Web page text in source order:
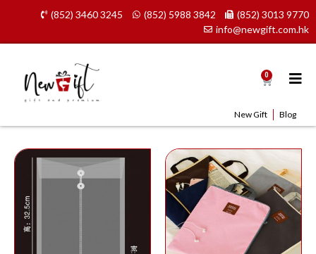
content
(852) 3460 3245 (852) 5988 3842
(852) 3013 9770
info@newgift.com.hk
0 Cart
New Gift Blog